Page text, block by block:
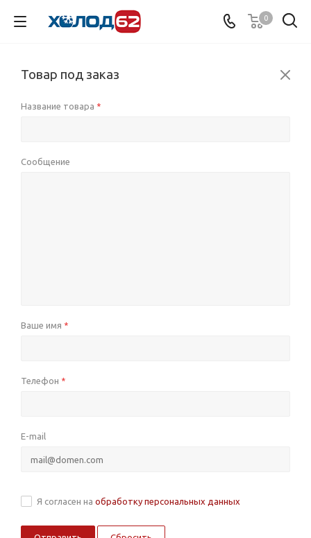
0
Товар под заказ
Название товара *
Сообщение
Ваше имя *
Телефон *
E-mail
Я согласен на обработку персональных данных